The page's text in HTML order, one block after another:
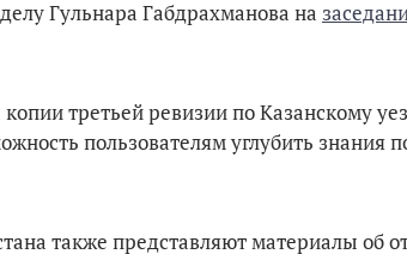
Гульнара Габдрахманова на
третьей ревизии по Казанскому
пользователям углубить знания
также представляют материалы об